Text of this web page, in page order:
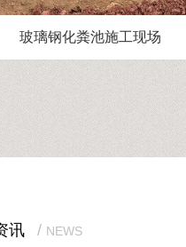
碧桂园绿化带沟盖板
讯 / NEWS